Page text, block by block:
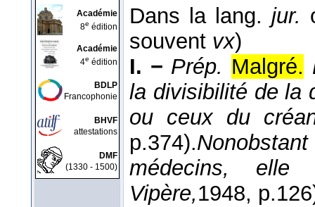
Académie
8e édition
Académie
4e édition
BDLP
Francophonie
BHVF
attestations
DMF
(1330 - 1500)
Dans la lang. jur.
souvent vx)
I. − Prép. Malgré.
la divisibilité de la
ou ceux du
p.374).
médecins,
Vipère,1948,